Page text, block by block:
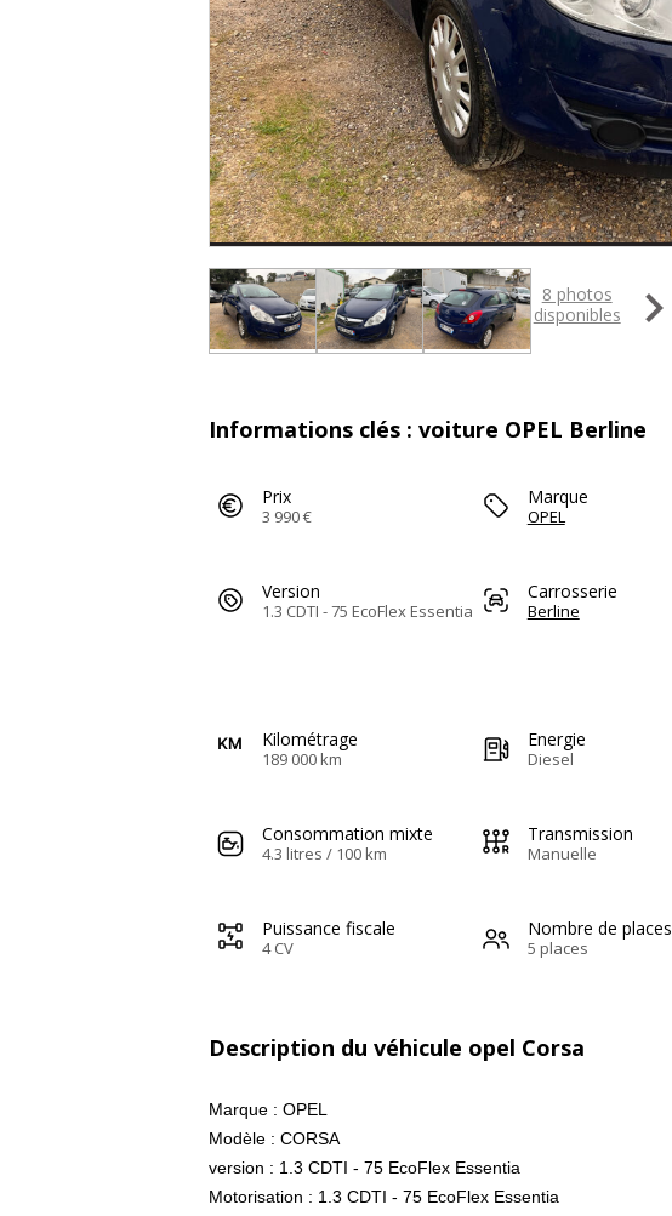
8 photos
disponibles

Informations clés : voiture OPEL Berline
Prix
3 990 €
Marque
OPEL
Version
1.3 CDTI - 75 EcoFlex Essentia
Carrosserie
Berline
Kilométrage
189 000 km
Energie
Diesel
Consommation mixte
4.3 litres / 100 km
Transmission
Manuelle
Puissance fiscale
4 CV
Nombre de places
5 places
Description du véhicule opel Corsa
Marque : OPEL
Modèle : CORSA
version : 1.3 CDTI - 75 EcoFlex Essentia
Motorisation : 1.3 CDTI - 75 EcoFlex Essentia